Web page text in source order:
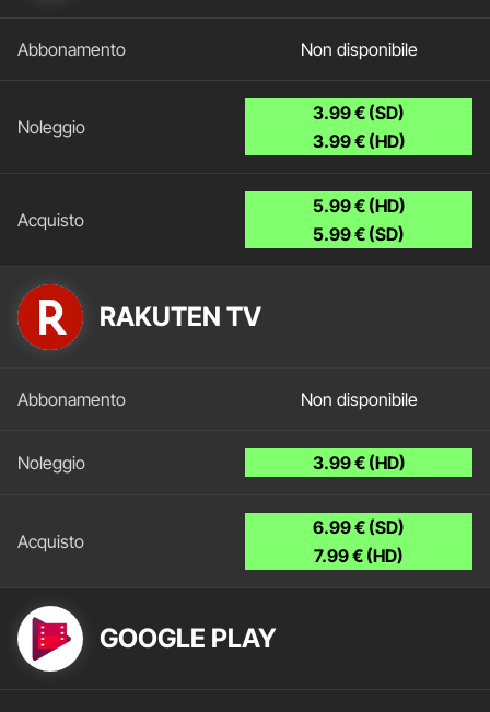
Non disponibile
3.99 € (SD)
3.99 € (HD)
5.99 € (HD)
5.99 € (SD)
RAKUTEN TV
Non disponibile
3.99 € (HD)
6.99 € (SD)
7.99 € (HD)
GOOGLE PLAY